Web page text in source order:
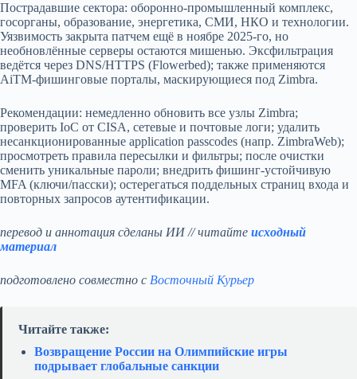
Пострадавшие сектора: оборонно‑промышленный комплекс,
госорганы, образование, энергетика, СМИ, НКО и технологии.
Уязвимость закрыта патчем ещё в ноябре 2025‑го, но
необновлённые серверы остаются мишенью. Экcфильтрация
ведётся через DNS/HTTPS (Flowerbed); также применяются
AiTM‑фишинговые порталы, маскирующиеся под Zimbra.
Рекомендации: немедленно обновить все узлы Zimbra;
проверить IoC от CISA, сетевые и почтовые логи; удалить
несанкционированные application passcodes (напр. ZimbraWeb);
просмотреть правила пересылки и фильтры; после очистки
сменить уникальные пароли; внедрить фишинг‑устойчивую
MFA (ключи/пасски); остерегаться поддельных страниц входа и
повторных запросов аутентификации.
перевод и аннотация сделаны ИИ // читайте исходный
материал
подготовлено совместно с Восточный Курьер
Читайте также:
Возвращение России на Олимпийские игры
подрывает глобальные санкции